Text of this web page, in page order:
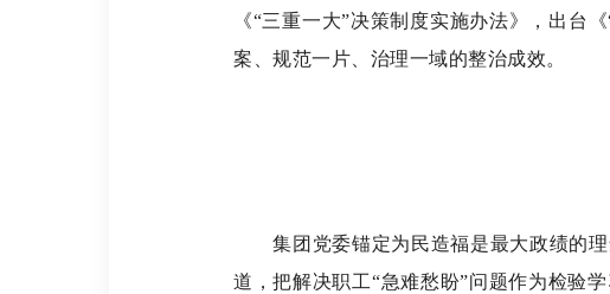
《“三重一大”决策制度实施办法》，出台
案、规范一片、治理一域的整治成效。
集团党委锚定为民造福是最大政绩的
道，把解决职工“急难愁盼”问题作为检验